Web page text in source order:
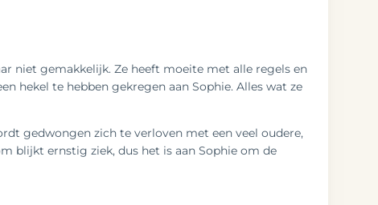
niet gemakkelijk. Ze heeft moeite met alle regels en
hekel te hebben gekregen aan Sophie. Alles wat ze
gedwongen zich te verloven met een veel oudere,
blijkt ernstig ziek, dus het is aan Sophie om de